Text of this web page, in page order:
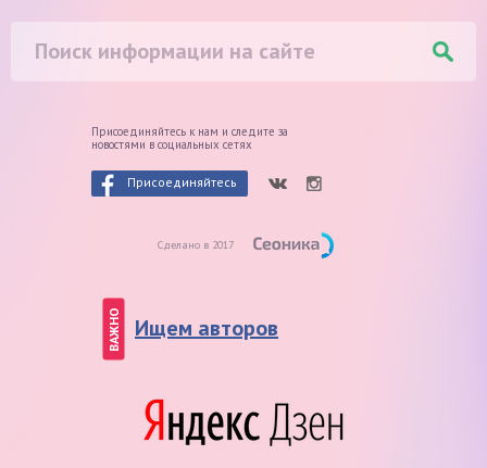
Присоединяйтесь к нам и следите за
новостями в социальных сетях
Присоединяйтесь
Сделано в 2017
ВАЖНО Ищем авторов